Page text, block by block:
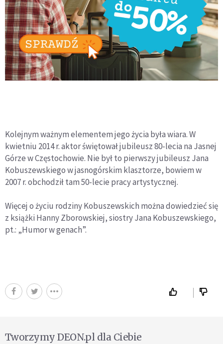
Kolejnym ważnym elementem jego życia była wiara. W
kwietniu 2014 r. aktor świętował jubileusz 80-lecia na Jasnej
Górze w Częstochowie. Nie był to pierwszy jubileusz Jana
Kobuszewskiego w jasnogórskim klasztorze, bowiem w
2007 r. obchodził tam 50-lecie pracy artystycznej.
Więcej o życiu rodziny Kobuszewskich można dowiedzieć się
z książki Hanny Zborowskiej, siostry Jana Kobuszewskiego,
pt.: „Humor w genach”.
Tworzymy DEON.pl dla Ciebie